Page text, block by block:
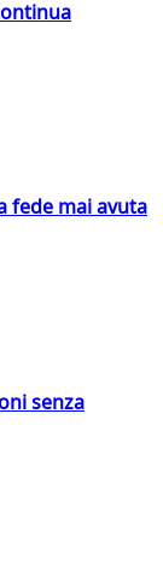
fede mai avuta
senza